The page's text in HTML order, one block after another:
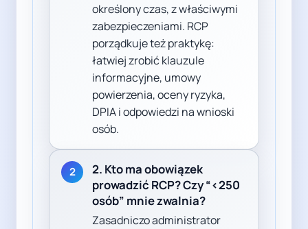
określony czas, z właściwymi
zabezpieczeniami. RCP
porządkuje też praktykę:
łatwiej zrobić klauzule
informacyjne, umowy
powierzenia, oceny ryzyka,
DPIA i odpowiedzi na wnioski
osób.
2
2. Kto ma obowiązek
prowadzić RCP? Czy “<250
osób” mnie zwalnia?
Zasadniczo administrator